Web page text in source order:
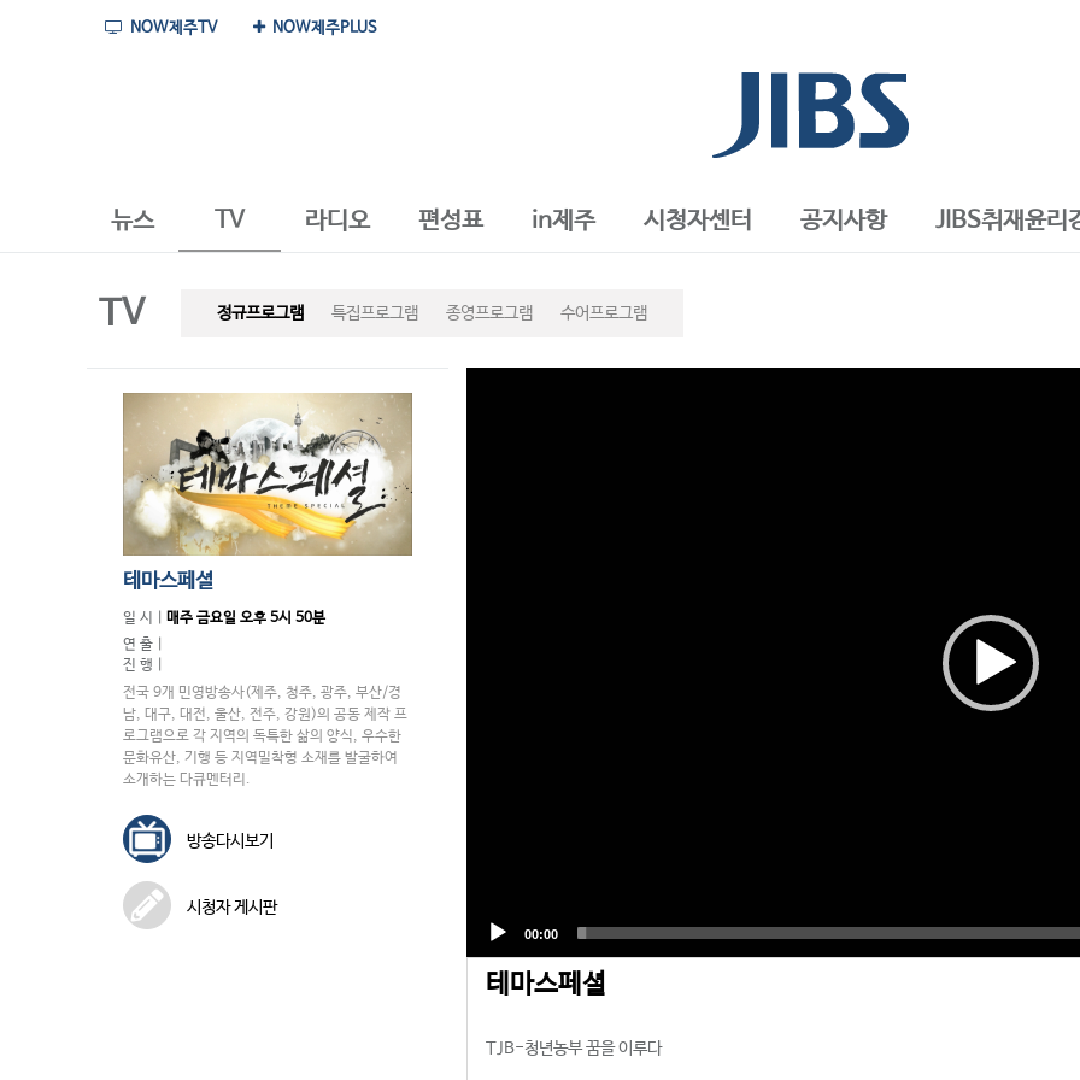
NOW제주PLUS
NOW제주TV
뉴스 TV 라디오 편성표 in제주 시청자센터 공지사항 JIBS취재윤리
TV 정규프로그램 특집프로그램 종영프로그램 수어프로그램
테마스페셜
일 시 | 매주 금요일 오후 5시 50분
연 출 |
진 행 |
전국 9개 민영방송사(제주, 청주, 광주, 부산/경
남, 대구, 대전, 울산, 전주, 강원)의 공동 제작 프
로그램으로 각 지역의 독특한 삶의 양식, 우수한
문화유산, 기행 등 지역밀착형 소재를 발굴하여
소개하는 다큐멘터리.
방송다시보기
시청자 게시판
테마스페셜
TJB-청년농부 꿈을 이루다